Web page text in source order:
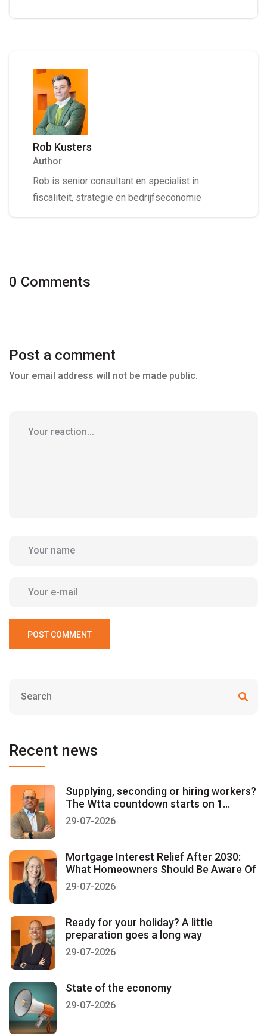
Rob Kusters
Author
Rob is senior consultant en specialist in
fiscaliteit, strategie en bedrijfseconomie
0 Comments
Post a comment
Your email address will not be made public.
POST COMMENT
Recent news
Supplying, seconding or hiring workers?
The Wtta countdown starts on 1
January 2027
29-07-2026
Mortgage Interest Relief After 2030:
What Homeowners Should Be Aware Of
29-07-2026
Ready for your holiday? A little
preparation goes a long way
29-07-2026
State of the economy
29-07-2026